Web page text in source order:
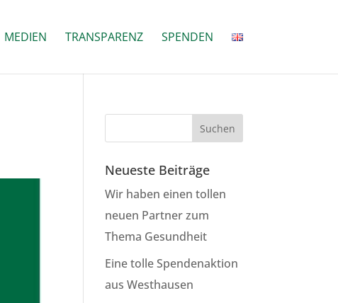
MEDIEN TRANSPARENZ SPENDEN
Neueste Beiträge
Wir haben einen tollen
neuen Partner zum
Thema Gesundheit
Eine tolle Spendenaktion
aus Westhausen